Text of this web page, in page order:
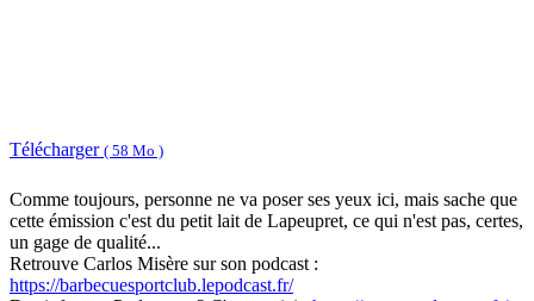
Télécharger ( 58 Mo )
Comme toujours, personne ne va poser ses yeux ici, mais sache que
cette émission c'est du petit lait de Lapeupret, ce qui n'est pas, certes,
un gage de qualité...
Retrouve Carlos Misère sur son podcast :
https://barbecuesportclub.lepodcast.fr/